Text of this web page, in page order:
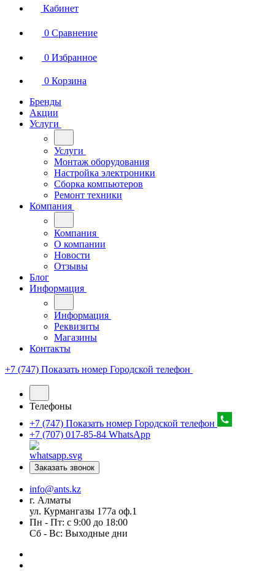
Кабинет
0 Сравнение
0 Избранное
0 Корзина
Бренды
Акции
Услуги
Услуги
Монтаж оборудования
Настройка электроники
Сборка компьютеров
Ремонт техники
Компания
Компания
О компании
Новости
Отзывы
Блог
Информация
Информация
Реквизиты
Магазины
Контакты
+7 (747) Показать номер Городской телефон
Телефоны
+7 (747) Показать номер Городской телефон
+7 (707) 017-85-84 WhatsApp
Заказать звонок
info@ants.kz
г. Алматы
ул. Курмангазы 177а оф.1
Пн - Пт: с 9:00 до 18:00
Сб - Вс: Выходные дни